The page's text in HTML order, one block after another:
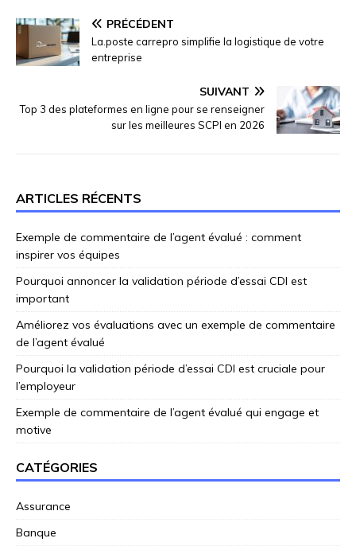
PRÉCÉDENT
La.poste carrepro simplifie la logistique de votre
entreprise
SUIVANT
Top 3 des plateformes en ligne pour se renseigner
sur les meilleures SCPI en 2026
ARTICLES RÉCENTS
Exemple de commentaire de l’agent évalué : comment
inspirer vos équipes
Pourquoi annoncer la validation période d’essai CDI est
important
Améliorez vos évaluations avec un exemple de commentaire
de l’agent évalué
Pourquoi la validation période d’essai CDI est cruciale pour
l’employeur
Exemple de commentaire de l’agent évalué qui engage et
motive
CATÉGORIES
Assurance
Banque